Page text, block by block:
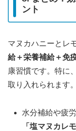
ント
マヌカハニーとレ
給＋栄養補給＋免
康習慣です。特に
取り入れられます。
水分補給や疲
「塩マヌカレ